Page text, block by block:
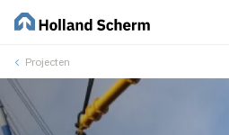
Projecten